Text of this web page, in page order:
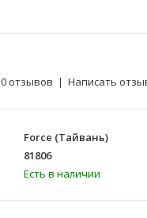
0 отзывов | Написать
Force (Тайвань)
81806
Есть в наличии